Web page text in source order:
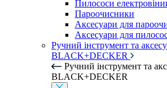
Пилососи
Пароочисники
Аксесуари для
Аксесуари для
Ручний інструмент та
BLACK+DECKER
Ручний інструмент та
BLACK+DECKER